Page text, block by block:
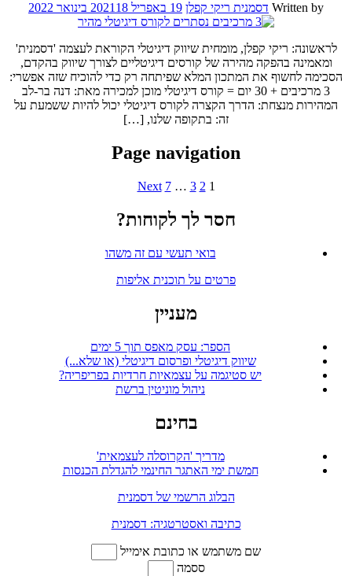
Written by דסמנית ריקי קפלן 19 באפריל 2021 18 בינואר 2022
לראשונה: ריקי קפלן, מומחית שיווק דיגיטלי הקוראת לעצמה 'דסמנית'
ומאמינה בהפקה מהירה של קורסים דיגיטליים לצורך שיווק בהקדם,
הסכימה לחשוף את המתכון המלא שפיתחה רק כדי להוכיח שזה אפשרי:
3 מרכיבים + 30 יום = קורס דיגיטלי מוכן למכירה מאת: דנה בר-לב
המהירות מנצחת: הדרך הקצרה לקורס דיגיטלי יכול להיות ששמעת על
זה: בתקופה שלנו, […]
Page navigation
1
2
3
…
7
Next
חסר לך לקוחות?
בואי תעשי עם זה משהו
פרטים על תוכנית אליפות
מעניין
הספר: עסק מאפס תוך 5 ימים
שיווק דיגיטלי ופרסום דיגיטלי (או שלא...)
יש סטיגמה על עצמאיות חרדיות בפריפריה?
ניהול מוניטין ברשת
בחינם
מדריך 'הקרוסלה לעצמאית'
חמשת ימי האתגר החינמי להגדלת הכנסות
הבלוג הרשמי של דסמנית
כתיבה ואסטרטגיה: דסמנית
שם משתמש או כתובת אימייל
ססמה